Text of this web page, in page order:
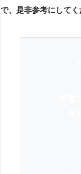
で、是非参考にしてく